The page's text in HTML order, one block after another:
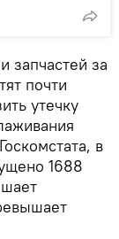
запчастей за
почти
утечку
в
1688